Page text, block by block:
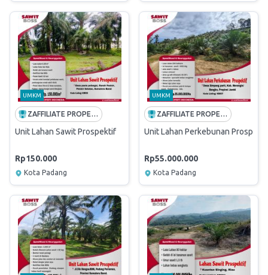
UMKM
ZAFFILIATE PROPERTI INDONESIA
Unit Lahan Sawit Prospektif
Rp150.000
Kota Padang
UMKM
ZAFFILIATE PROPERTI INDONESIA
Unit Lahan Perkebunan
Rp55.000.000
Kota Padang